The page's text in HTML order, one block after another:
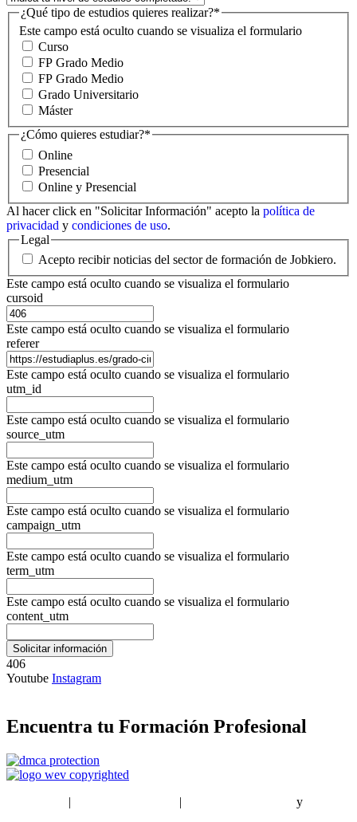
Este campo está oculto cuando se visualiza el formulario
¿Qué tipo de estudios quieres realizar?*
Curso
FP Grado Medio
FP Grado Medio
Grado Universitario
Máster
¿Cómo quieres estudiar?*
Online
Presencial
Online y Presencial
Al hacer click en "Solicitar Información" acepto la política de
privacidad y condiciones de uso.
Legal
Acepto recibir noticias del sector de formación de Jobkiero.
Este campo está oculto cuando se visualiza el formulario
cursoid
Este campo está oculto cuando se visualiza el formulario
referer
Este campo está oculto cuando se visualiza el formulario
utm_id
Este campo está oculto cuando se visualiza el formulario
source_utm
Este campo está oculto cuando se visualiza el formulario
medium_utm
Este campo está oculto cuando se visualiza el formulario
campaign_utm
Este campo está oculto cuando se visualiza el formulario
term_utm
Este campo está oculto cuando se visualiza el formulario
content_utm
406
Youtube Instagram
Encuentra tu Formación Profesional
| | y